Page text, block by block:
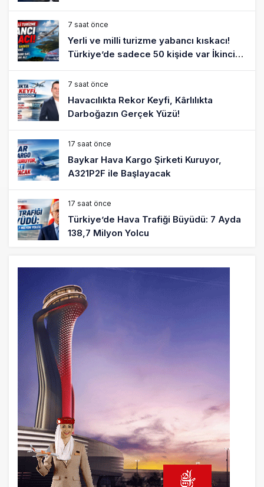
7 saat önce
Yerli ve milli turizme yabancı kıskacı!
Türkiye’de sadece 50 kişide var İkinci
7 saat önce
Havacılıkta Rekor Keyfi, Kârlılıkta
Darboğazın Gerçek Yüzü!
17 saat önce
Baykar Hava Kargo Şirketi Kuruyor,
A321P2F ile Başlayacak
17 saat önce
Türkiye’de Hava Trafiği Büyüdü: 7 Ayda
138,7 Milyon Yolcu
Cebu Pacific Uçağı Kalkış Öncesi Pistten
Çıktı, Uçuşlar Durdu